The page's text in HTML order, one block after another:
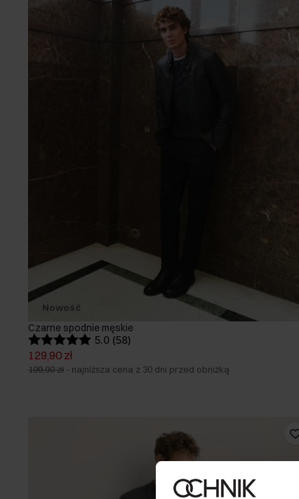
Nowość
Czarne spodnie męskie
5.0 (58)
129,90 zł
199,90 zł - najniższa cena z 30 dni przed obniżką